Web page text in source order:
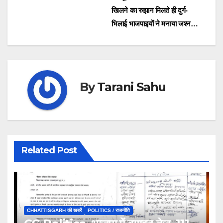
खिलने का रुझान मिलते ही दुर्ग-
भिलाई भाजपाइयों ने मनाया जश्न…
ByTarani Sahu
Related Post
CHHATTISGARH की खबरें POLITICS / राजनीति